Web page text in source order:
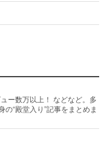
“殿堂入り”記事をまとめま
作時のエピソードをお聞き
何か？を探っていきます。